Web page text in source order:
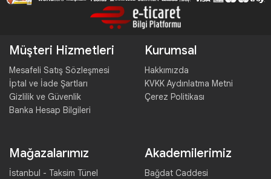
Müşteri Hizmetleri
Mesafeli Satış Sözleşmesi
İptal ve İade Şartları
Gizlilik ve Güvenlik
Banka Hesap Bilgileri
Kurumsal
Hakkımızda
KVKK Aydınlatma Metni
Çerez Politikası
Mağazalarımız
İstanbul - Taksim Tünel
Akademilerimiz
Bağdat Caddesi